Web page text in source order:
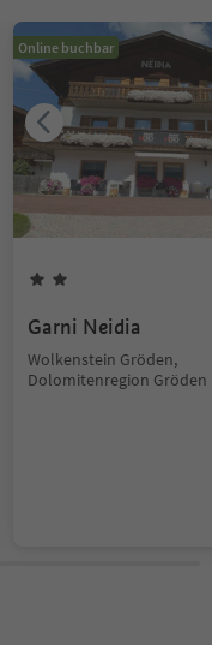
Online buchbar
Garni Neidia
Wolkenstein Gröden,
Dolomitenregion Gröden